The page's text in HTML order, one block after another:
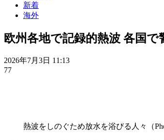
新着
海外
欧州各地で記録的熱波 各国
2026年7月3日 11:13
77
熱波をしのぐため放水を浴びる人々（